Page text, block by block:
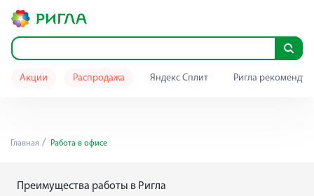
Акции Распродажа Яндекс Сплит Ригла
Главная Работа в офисе
Преимущества работы в Ригла